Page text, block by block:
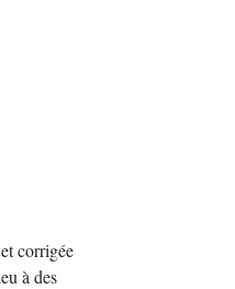
corrigée
à des